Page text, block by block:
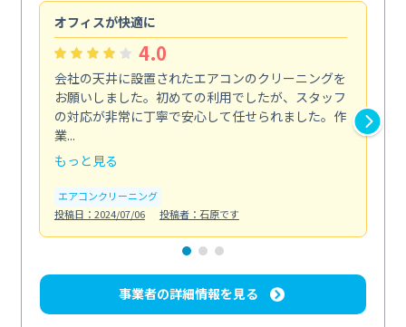
オフィスが快適に
4.0
会社の天井に設置されたエアコンのクリーニングを
お願いしました。初めての利用でしたが、スタッフ
の対応が非常に丁寧で安心して任せられました。作
業...
もっと見る
エアコンクリーニング
投稿日：2024/07/06
投稿者：石原です
事業者の詳細情報を見る